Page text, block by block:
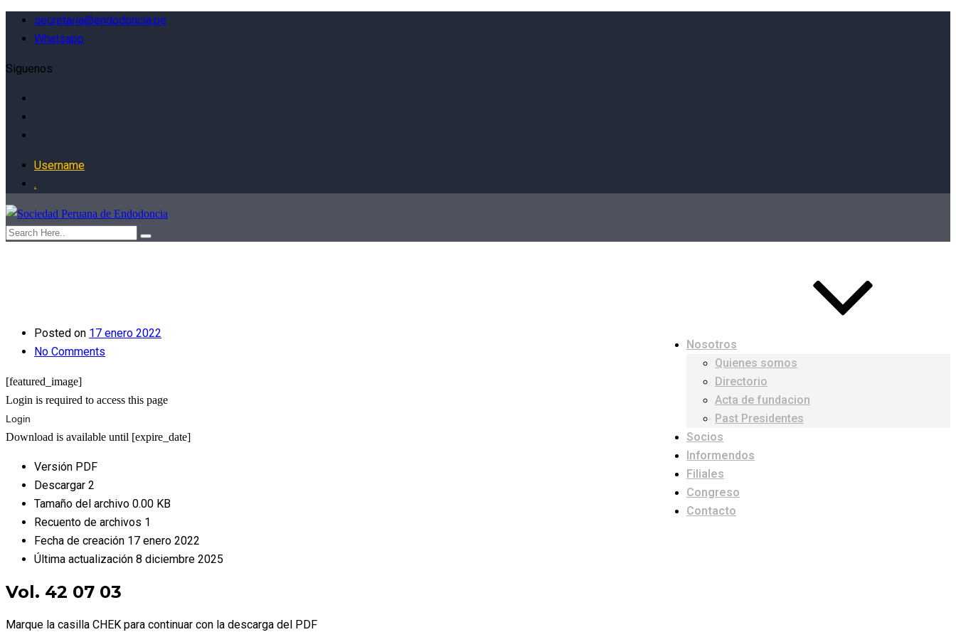
secretaria@endodoncia.pe
Whatsapp
Siguenos
Username
.
Nosotros
Quienes somos
Directorio
Acta de fundacion
Past Presidentes
Socios
Informendos
Filiales
Congreso
Contacto
Posted on 17 enero 2022
No Comments
[featured_image]
Login is required to access this page
Login
Download is available until [expire_date]
Versión PDF
Descargar 2
Tamaño del archivo 0.00 KB
Recuento de archivos 1
Fecha de creación 17 enero 2022
Última actualización 8 diciembre 2025
Vol. 42 07 03
Marque la casilla CHEK para continuar con la descarga del PDF